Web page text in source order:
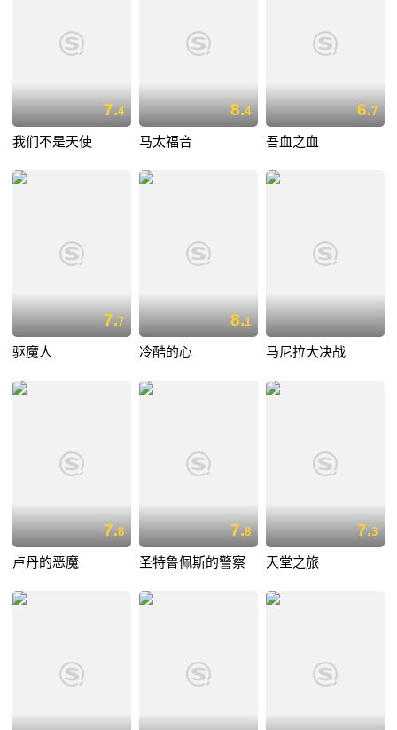
7.4
我们不是天使
8.4
马太福音
6.7
吾血之血
7.7
驱魔人
8.1
冷酷的心 马尼拉大决战
7.8
卢丹的恶魔
7.8
圣特鲁佩斯的警察
7.3
天堂之旅